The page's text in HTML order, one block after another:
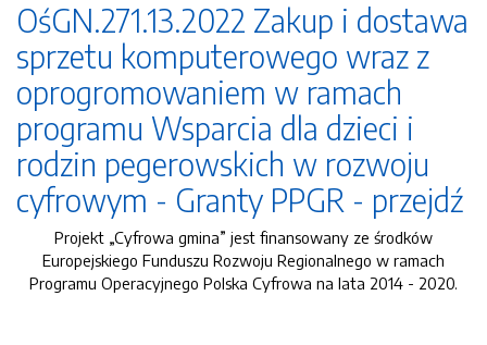
OśGN.271.13.2022 Zakup i dostawa
sprzetu komputerowego wraz z
oprogromowaniem w ramach
programu Wsparcia dla dzieci i
rodzin pegerowskich w rozwoju
cyfrowym - Granty PPGR - przejdź
Projekt „Cyfrowa gmina” jest finansowany ze środków
Europejskiego Funduszu Rozwoju Regionalnego w ramach
Programu Operacyjnego Polska Cyfrowa na lata 2014 - 2020.